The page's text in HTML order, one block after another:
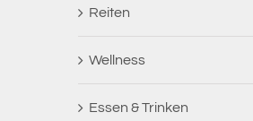
Reiten
Wellness
Essen & Trinken